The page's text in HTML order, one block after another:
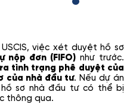
việc xét duyệt hồ sơ
nộp đơn (FIFO) như trước.
tình trạng phê duyệt của
của nhà đầu tư. Nếu dự án
hồ sơ nhà đầu tư có thể bị
thông qua.